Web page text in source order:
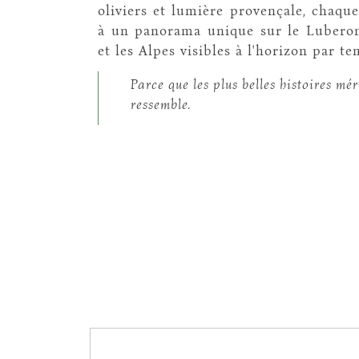
oliviers et lumière provençale,
à un panorama unique sur le
et les Alpes visibles à l'horizon par
Parce que les plus belles histoires
ressemble.